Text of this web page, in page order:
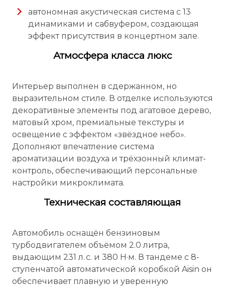
автономная акустическая система с 13
динамиками и сабвуфером, создающая
эффект присутствия в концертном зале.
Атмосфера класса люкс
Интерьер выполнен в сдержанном, но
выразительном стиле. В отделке используются
декоративные элементы под агатовое дерево,
матовый хром, премиальные текстуры и
освещение с эффектом «звёздное небо».
Дополняют впечатление система
ароматизации воздуха и трёхзонный климат-
контроль, обеспечивающий персональные
настройки микроклимата.
Техническая составляющая
Автомобиль оснащён бензиновым
турбодвигателем объёмом 2.0 литра,
выдающим 231 л. с. и 380 Н·м. В тандеме с 8-
ступенчатой автоматической коробкой Aisin он
обеспечивает плавную и уверенную